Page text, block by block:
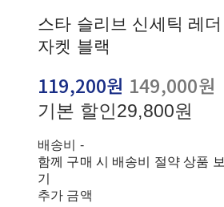
스타 슬리브 신세틱 레더
자켓 블랙
119,200원 149,000원
기본 할인29,800원
배송비 -
함께 구매 시 배송비 절약 상품 보
기
추가 금액